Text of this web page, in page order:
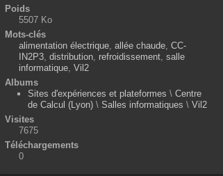
Poids
5507 Ko
Mots-clés
alimentation électrique, allée chaude, CC-
IN2P3, distribution, refroidissement, salle
informatique, Vil2
Albums
Sites d'expériences et plateformes \ Centre
de Calcul (Lyon)\ Salles informatiques \ Vil2
Visites
7675
Téléchargements
0